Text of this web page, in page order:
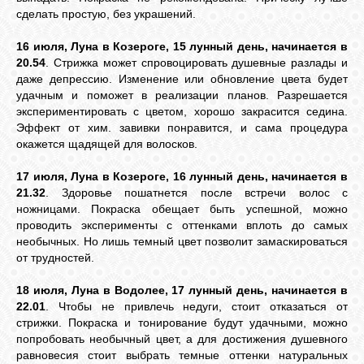
сделать простую, без украшений.
16 июля, Луна в Козероге, 15 лунный день, начинается в
20.54 . Стрижка может спровоцировать душевные разлады и
даже депрессию. Изменение или обновление цвета будет
удачным и поможет в реализации планов. Разрешается
экспериментировать с цветом, хорошо закрасится седина.
Эффект от хим. завивки понравится, и сама процедура
окажется щадящей для волосков.
17 июля, Луна в Козероге, 16 лунный день, начинается в
21.32 . Здоровье пошатнется после встречи волос с
ножницами. Покраска обещает быть успешной, можно
проводить эксперименты с оттенками вплоть до самых
необычных. Но лишь темный цвет позволит замаскироваться
от трудностей.
18 июля, Луна в Водолее, 17 лунный день, начинается в
22.01 . Чтобы не привлечь недуги, стоит отказаться от
стрижки. Покраска и тонирование будут удачными, можно
попробовать необычный цвет, а для достижения душевного
равновесия стоит выбрать темные оттенки натуральных